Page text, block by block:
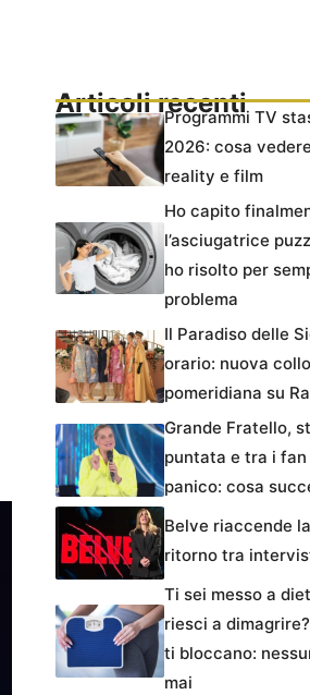
Articoli recenti
Programmi TV
2026: cosa
reality e film
Ho capito
l’asciugatrice
ho risolto per
problema
Il Paradiso delle
orario: nuova
pomeridiana su
Grande Fratello,
puntata e tra i
panico: cosa
Belve riaccende
ritorno tra
Ti sei messo a
riesci a
ti bloccano:
mai